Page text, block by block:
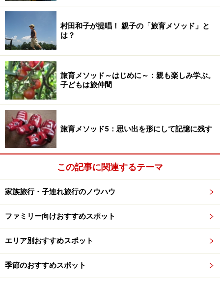
印です。
中に入るとテーブル席の他にお座敷も二間あり、暖かい
季節にはテラス席も人気です。昔懐かしい囲炉裏が配さ
れたお部屋では、時折開催されるアートイベントなど
が、その空間にアクセントを持たせ、訪れる人の気持ち
を弾ませます。
ママたちが作る、地元素材をふんだんに使
った身体と心に優しいメニュー
体に優しい素材にこだわったスイーツは甘さ控えめで美
味。
料理には奥多摩の旬の素材や、その日に採れた新鮮な野
菜を使用しているのだそう。「アースガーデンランチ」
がいも、とうふ、しめじ、やまめの燻製を使ったグラタ
ンも秋冬の人気メニューのひとつ。
村田和子が提唱！ 親子の「旅育メソッド」と
は？
旅育メソッド～はじめに～：親も楽しみ学ぶ。
子どもは旅仲間
旅育メソッド5：思い出を形にして記憶に残す
この記事に関連するテーマ
家族旅行・子連れ旅行のノウハウ
ファミリー向けおすすめスポット
エリア別おすすめスポット
季節のおすすめスポット